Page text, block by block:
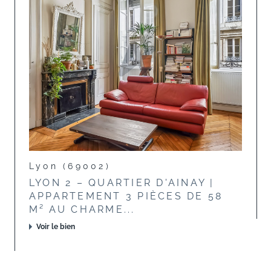
Lyon (69002)
LYON 2 – QUARTIER D'AINAY |
APPARTEMENT 3 PIÈCES DE 58
M² AU CHARME...
Voir le bien